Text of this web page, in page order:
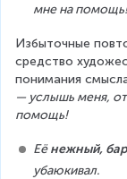
мне на помощь!
Избыточные
средство
понимания
— услышь меня,
помощь!
Её нежный,
убаюкивал.